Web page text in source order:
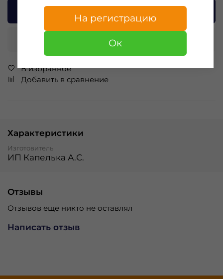
Купить в 1 клик
В избранное
Добавить в сравнение
Характеристики
Изготовитель
ИП Капелька А.С.
Отзывы
Отзывов еще никто не оставлял
Написать отзыв
На регистрацию
Ок